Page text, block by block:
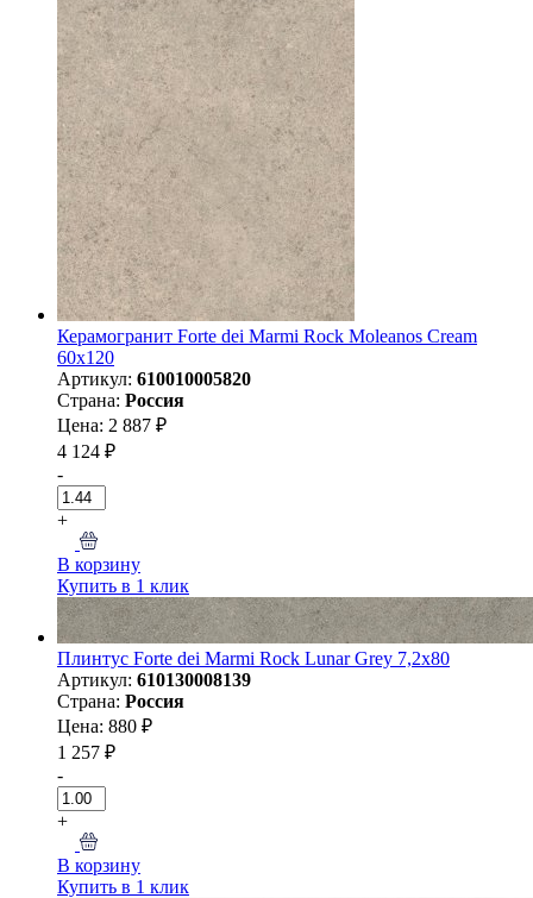
Керамогранит Forte dei Marmi Rock Moleanos Cream
60x120
Артикул: 610010005820
Страна: Россия
Цена: 2 887 ₽
4 124 ₽
-
+
В корзину
Купить в 1 клик
Плинтус Forte dei Marmi Rock Lunar Grey 7,2x80
Артикул: 610130008139
Страна: Россия
Цена: 880 ₽
1 257 ₽
-
+
В корзину
Купить в 1 клик